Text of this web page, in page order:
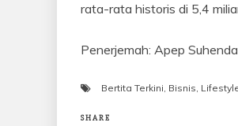
rata-rata historis di 5,4
Penerjemah: Apep
Bertita Terkini, Bisnis,
SHARE